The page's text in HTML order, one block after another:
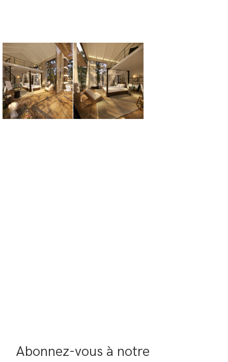
Abonnez-vous à notre